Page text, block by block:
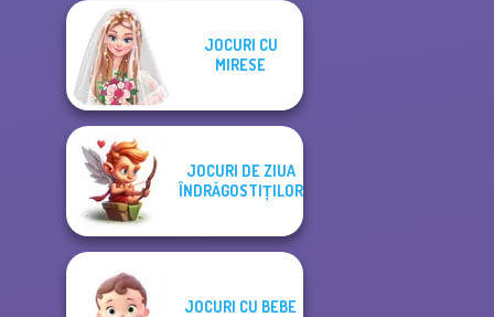
JOCURI CU
MIRESE
JOCURI DE ZIUA
ÎNDRĂGOSTIȚILOR
JOCURI CU BEBE